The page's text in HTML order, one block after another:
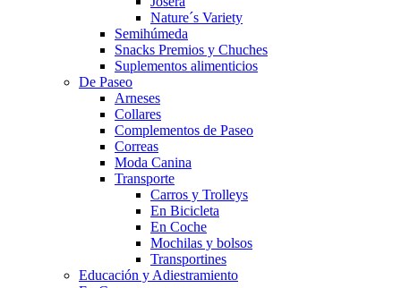
Nature´s Variety
Semihúmeda
Snacks Premios y Chuches
Suplementos alimenticios
De Paseo
Arneses
Collares
Complementos de Paseo
Correas
Moda Canina
Transporte
Carros y Trolleys
En Bicicleta
En Coche
Mochilas y bolsos
Transportines
Educación y Adiestramiento